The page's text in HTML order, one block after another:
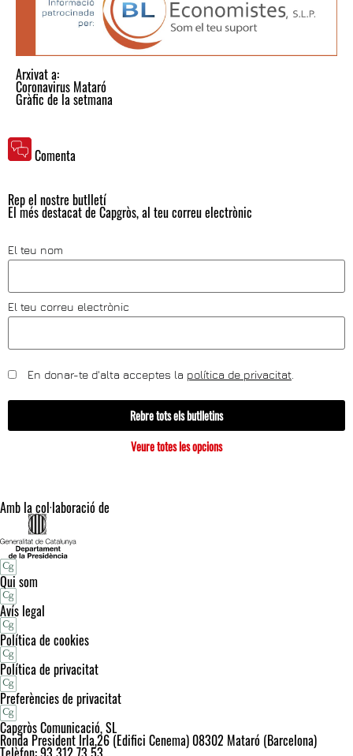
Arxivat a:
Coronavirus Mataró
Gràfic de la setmana
Comenta
Rep el nostre butlletí
El més destacat de Capgròs, al teu correu electrònic
El teu nom
El teu correu electrònic
En donar-te d'alta acceptes la política de privacitat
Rebre tots els butlletins
Veure totes les opcions
Amb la col·laboració de
Qui som
Avís legal
Política de cookies
Política de privacitat
Preferències de privacitat
Capgròs Comunicació, SL
Ronda President Irla,26 (Edifici Cenema) 08302 Mataró (Barcelona)